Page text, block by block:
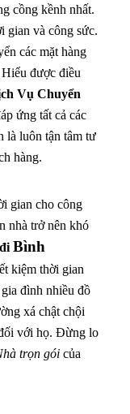
cồng kềnh nhất.
gian và công sức.
các mặt hàng
được điều
Vụ Chuyển
ứng tất cả các
là luôn tận tâm tư
hàng.
gian cho công
nhà trở nên khó
Bình
kiệm thời gian
đình nhiều đồ
xá chật chội
với họ. Đừng lo
trọn gói của